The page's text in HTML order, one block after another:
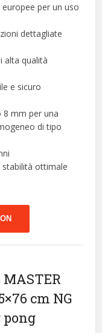
per un uso
dettagliate
alta qualità
e sicuro
8 mm per una
di tipo
stabilità ottimale
MASTER
cm NG